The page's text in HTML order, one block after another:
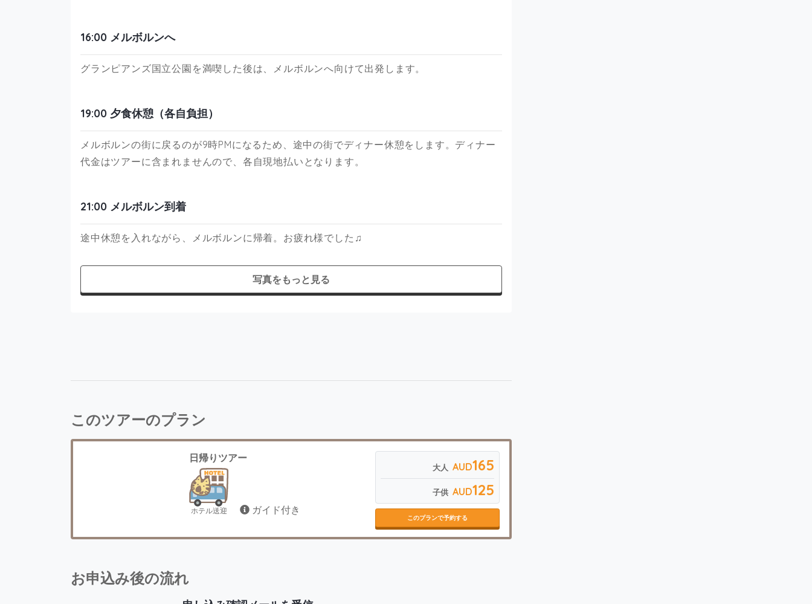
16:00 メルボルンへ
グランピアンズ国立公園を満喫した後は、メルボルンへ向けて出発します。
19:00 夕食休憩（各自負担）
メルボルンの街に戻るのが9時PMになるため、途中の街でディナー休憩をします。ディナー
代金はツアーに含まれませんので、各自現地払いとなります。
21:00 メルボルン到着
途中休憩を入れながら、メルボルンに帰着。お疲れ様でした♫
写真をもっと見る
このツアーのプラン
日帰りツアー
ホテル送迎 ガイド付き
大人 AUD165
子供 AUD125
このプランで予約する
お申込み後の流れ